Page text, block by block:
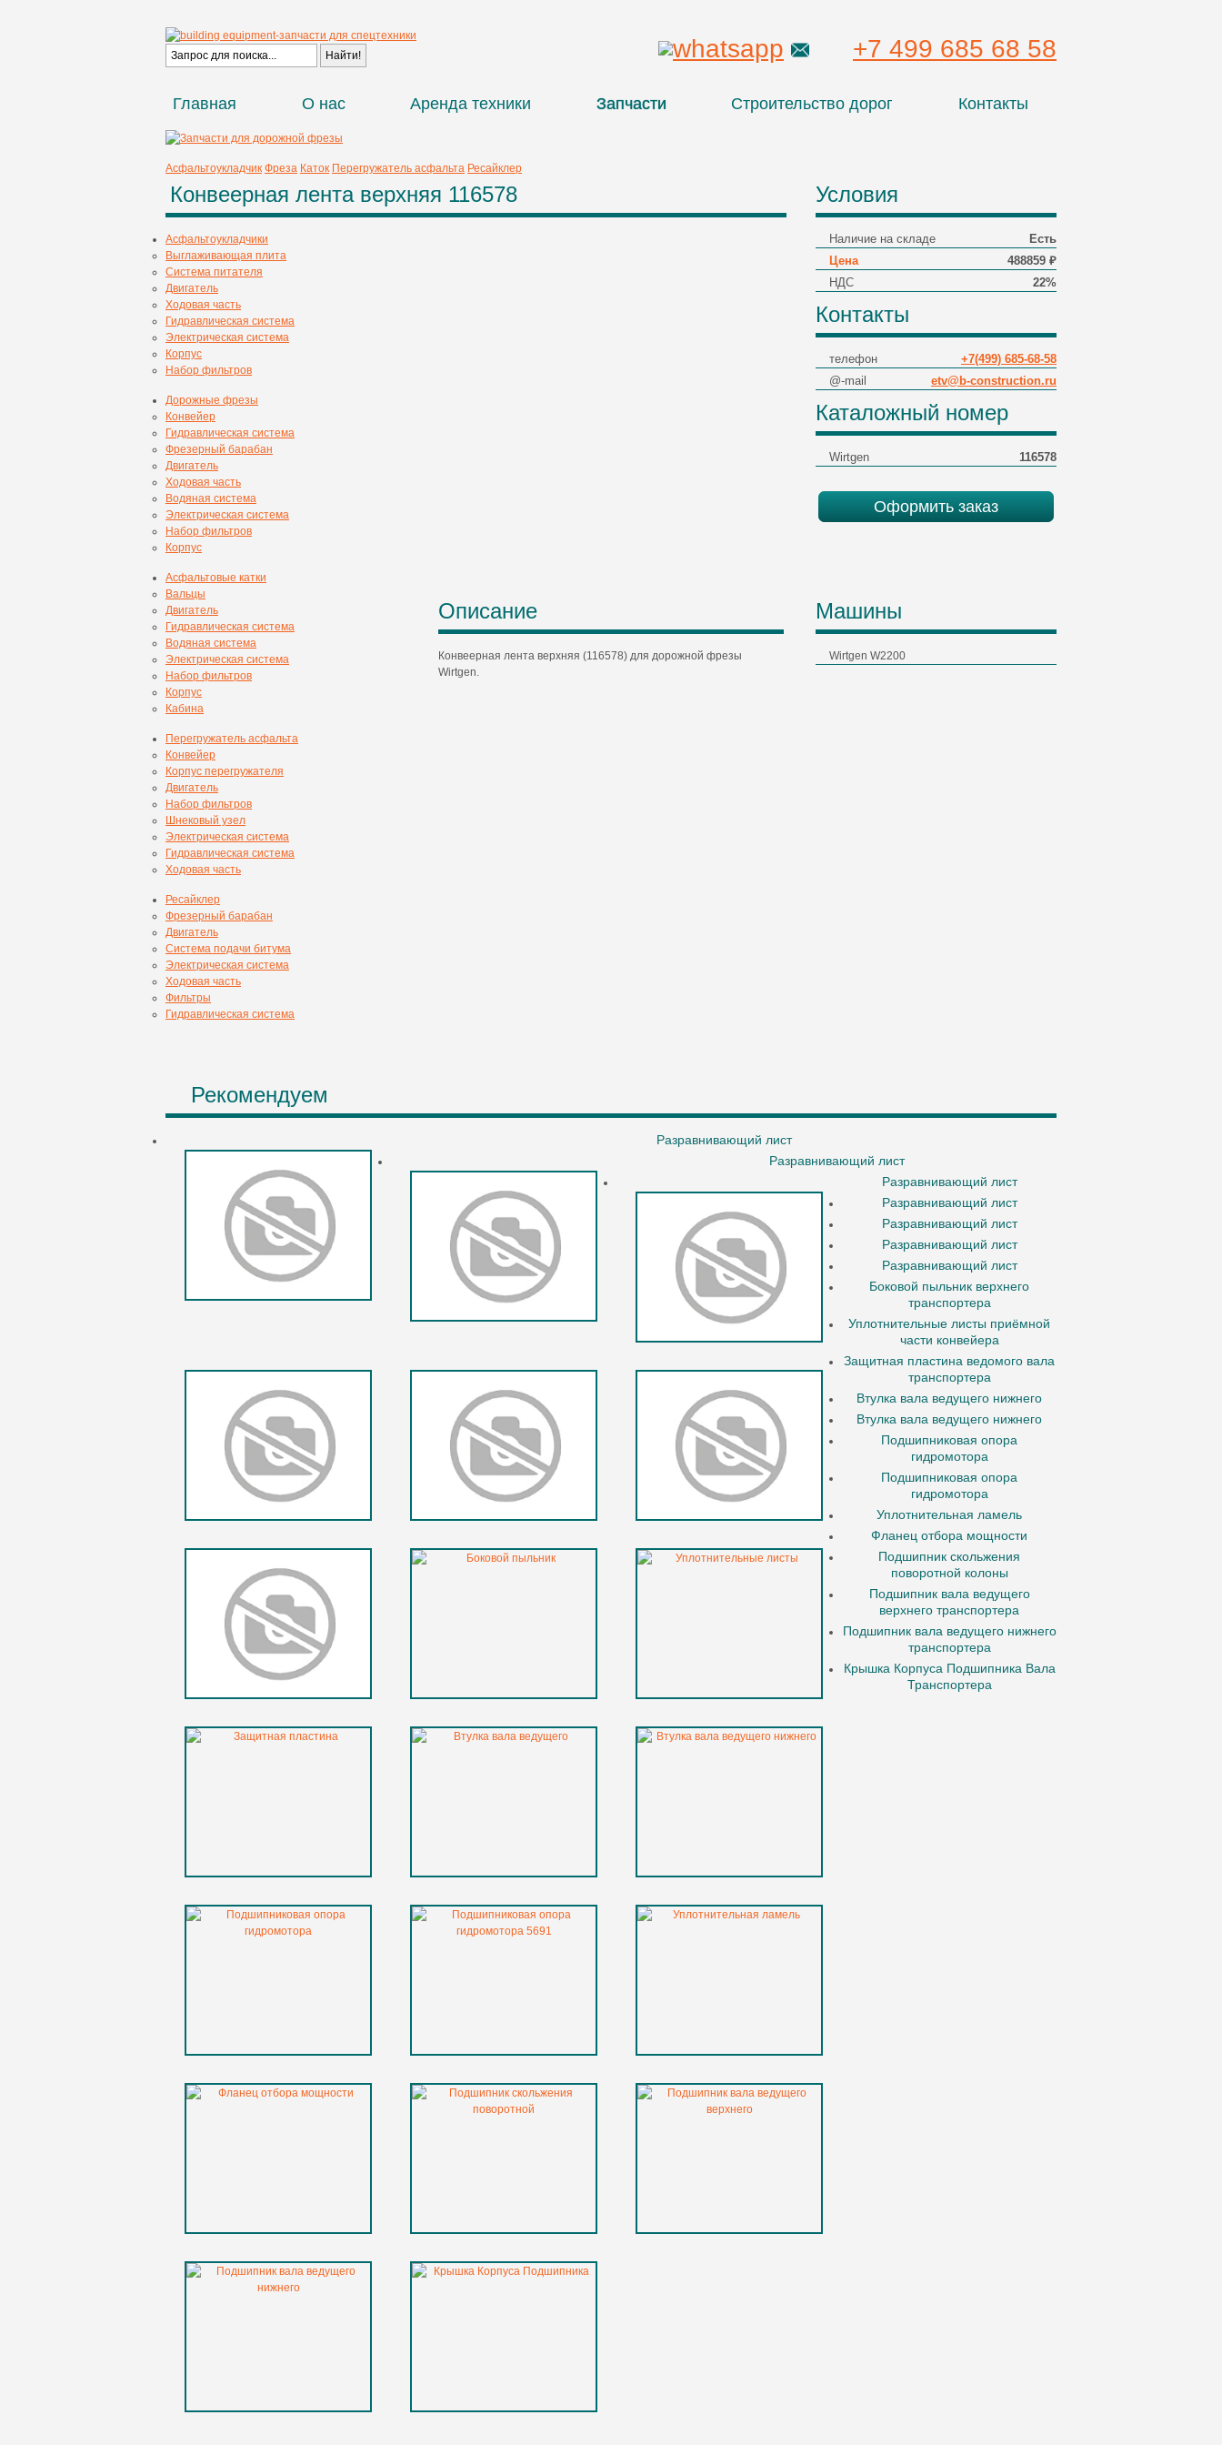
+7 499 685 68 58
Главная О нас Аренда техники Запчасти Строительство дорог Контакты
Асфальтоукладчик Фреза Каток Перегружатель асфальта Ресайклер
Конвеерная лента верхняя 116578
Асфальтоукладчики
Выглаживающая плита
Система питателя
Двигатель
Ходовая часть
Гидравлическая система
Электрическая система
Корпус
Набор фильтров
Дорожные фрезы
Конвейер
Гидравлическая система
Фрезерный барабан
Двигатель
Ходовая часть
Водяная система
Электрическая система
Набор фильтров
Корпус
Асфальтовые катки
Вальцы
Двигатель
Гидравлическая система
Водяная система
Электрическая система
Набор фильтров
Корпус
Кабина
Перегружатель асфальта
Конвейер
Корпус перегружателя
Двигатель
Набор фильтров
Шнековый узел
Электрическая система
Гидравлическая система
Ходовая часть
Ресайклер
Фрезерный барабан
Двигатель
Система подачи битума
Электрическая система
Ходовая часть
Фильтры
Гидравлическая система
Описание
Конвеерная лента верхняя (116578) для дорожной фрезы
Wirtgen.
Условия
Наличие на складе
Есть
Цена
488859 ₽
НДС
22%
Контакты
телефон
+7(499) 685-68-58
@-mail
etv@b-construction.ru
Каталожный номер
Wirtgen 116578
Оформить заказ
Машины
Wirtgen W2200
Рекомендуем
Разравнивающий лист
Разравнивающий лист
Разравнивающий лист
Разравнивающий лист
Разравнивающий лист
Разравнивающий лист
Разравнивающий лист
Боковой пыльник верхнего
транспортера
Уплотнительные листы приёмной
части конвейера
Защитная пластина ведомого вала
транспортера
Втулка вала ведущего нижнего
Втулка вала ведущего нижнего
Подшипниковая опора
гидромотора
Подшипниковая опора
гидромотора
Уплотнительная ламель
Фланец отбора мощности
Подшипник скольжения
поворотной колоны
Подшипник вала ведущего
верхнего транспортера
Подшипник вала ведущего нижнего
транспортера
Крышка Корпуса Подшипника Вала
Транспортера